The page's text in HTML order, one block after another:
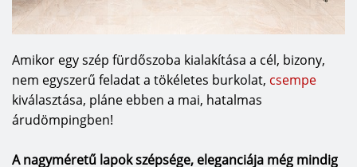
Amikor egy szép fürdőszoba kialakítása a cél, bizony,
nem egyszerű feladat a tökéletes burkolat, csempe
kiválasztása, pláne ebben a mai, hatalmas
árudömpingben!
A nagyméretű lapok szépsége, eleganciája még mindig